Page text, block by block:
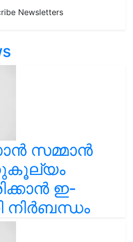
Newsletters
സമ്മാൻ
ഇ-